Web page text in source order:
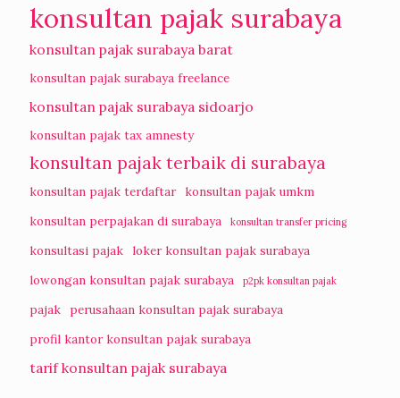
konsultan pajak surabaya
konsultan pajak surabaya barat
konsultan pajak surabaya freelance
konsultan pajak surabaya sidoarjo
konsultan pajak tax amnesty
konsultan pajak terbaik di surabaya
konsultan pajak terdaftar
konsultan pajak umkm
konsultan perpajakan di surabaya
konsultan transfer pricing
konsultasi pajak
loker konsultan pajak surabaya
lowongan konsultan pajak surabaya
p2pk konsultan pajak
pajak
perusahaan konsultan pajak surabaya
profil kantor konsultan pajak surabaya
tarif konsultan pajak surabaya